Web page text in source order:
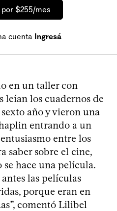
$255/mes
cuenta Ingresá
en un taller con
leían los cuadernos de
año y vieron una
entrando a un
entre los
saber sobre el cine,
se hace una película.
las películas
porque eran en
comentó Lilibel